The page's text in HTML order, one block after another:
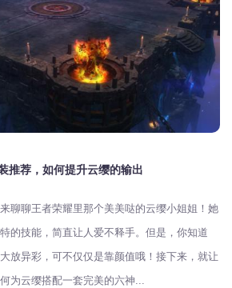
推荐，如何提升云缨的输出
聊聊王者荣耀里那个美美哒的云缨小姐姐！她
的技能，简直让人爱不释手。但是，你知道
放异彩，可不仅仅是靠颜值哦！接下来，就让
为云缨搭配一套完美的六神...